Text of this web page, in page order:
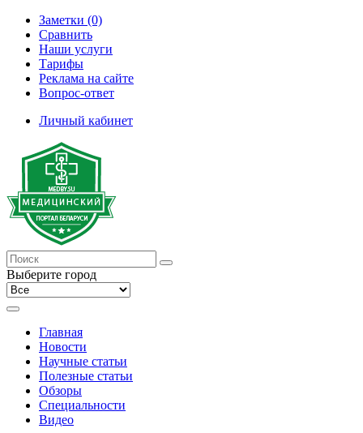
Заметки (0)
Сравнить
Наши услуги
Тарифы
Реклама на сайте
Вопрос-ответ
Личный кабинет
Выберите город
Главная
Новости
Научные статьи
Полезные статьи
Обзоры
Специальности
Видео